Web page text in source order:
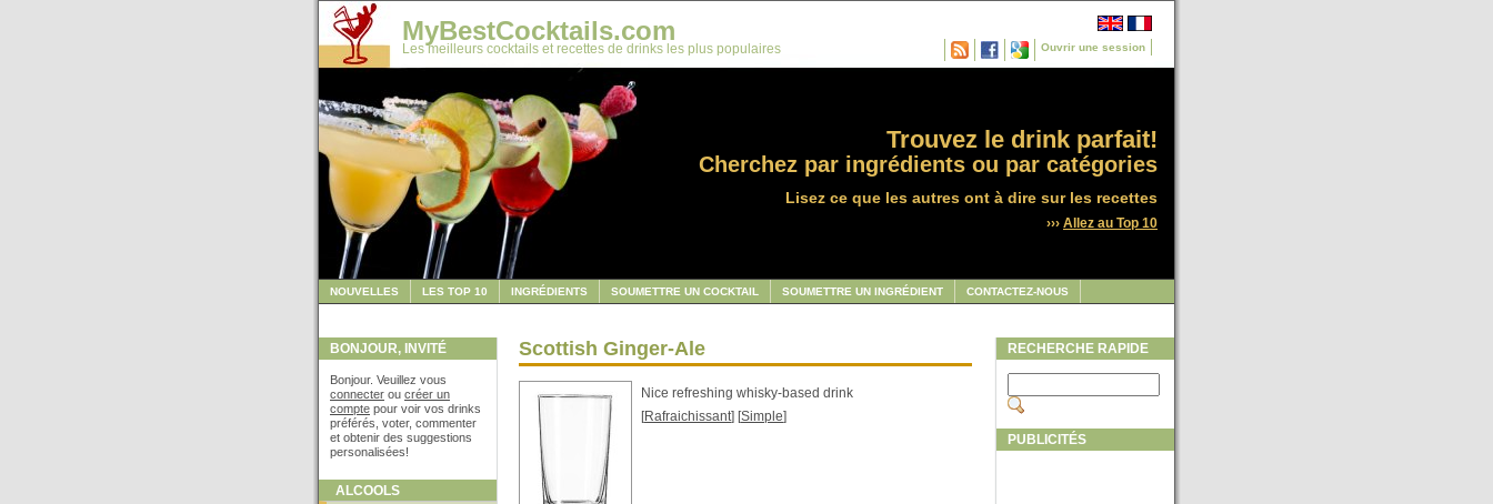
Ouvrir une session
MyBestCocktails.com
Les meilleurs cocktails et recettes de drinks les plus populaires
Trouvez le drink parfait!
Cherchez par ingrédients ou par catégories
Lisez ce que les autres ont à dire sur les recettes
››› Allez au Top 10
NOUVELLES LES TOP 10 INGRÉDIENTS SOUMETTRE UN COCKTAIL SOUMETTRE UN INGRÉDIENT CONTACTEZ-NOUS
BONJOUR, INVITÉ
Bonjour. Veuillez vous
connecter ou créer un
compte pour voir vos drinks
préférés, voter, commenter
et obtenir des suggestions
personalisées!
ALCOOLS
Scottish Ginger-Ale
Nice refreshing whisky-based drink
[Rafraichissant] [Simple]
RECHERCHE RAPIDE
PUBLICITÉS